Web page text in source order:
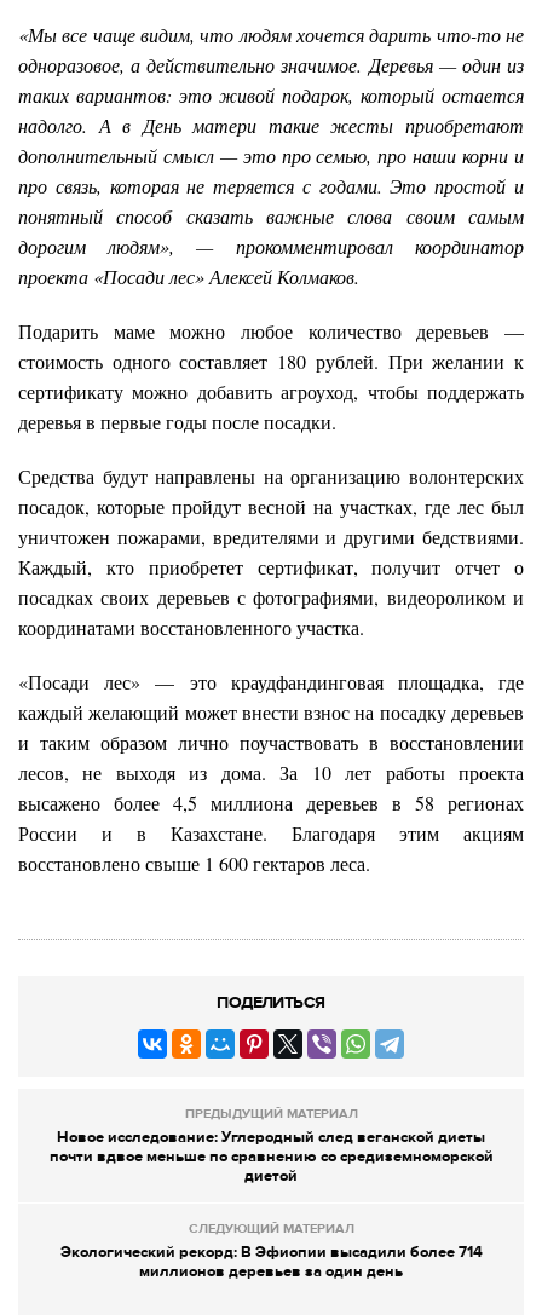
«Мы все чаще видим, что людям хочется дарить что-то не
одноразовое, а действительно значимое. Деревья — один из
таких вариантов: это живой подарок, который остается
надолго. А в День матери такие жесты приобретают
дополнительный смысл — это про семью, про наши корни и
про связь, которая не теряется с годами. Это простой и
понятный способ сказать важные слова своим самым
дорогим людям», — прокомментировал координатор
проекта «Посади лес» Алексей Колмаков.
Подарить маме можно любое количество деревьев —
стоимость одного составляет 180 рублей. При желании к
сертификату можно добавить агроуход, чтобы поддержать
деревья в первые годы после посадки.
Средства будут направлены на организацию волонтерских
посадок, которые пройдут весной на участках, где лес был
уничтожен пожарами, вредителями и другими бедствиями.
Каждый, кто приобретет сертификат, получит отчет о
посадках своих деревьев с фотографиями, видеороликом и
координатами восстановленного участка.
«Посади лес» — это краудфандинговая площадка, где
каждый желающий может внести взнос на посадку деревьев
и таким образом лично поучаствовать в восстановлении
лесов, не выходя из дома. За 10 лет работы проекта
высажено более 4,5 миллиона деревьев в 58 регионах
России и в Казахстане. Благодаря этим акциям
восстановлено свыше 1 600 гектаров леса.
ПОДЕЛИТЬСЯ
ПРЕДЫДУЩИЙ МАТЕРИАЛ
Новое исследование: Углеродный след веганской диеты
почти вдвое меньше по сравнению со средиземноморской
диетой
СЛЕДУЮЩИЙ МАТЕРИАЛ
Экологический рекорд: В Эфиопии высадили более 714
миллионов деревьев за один день